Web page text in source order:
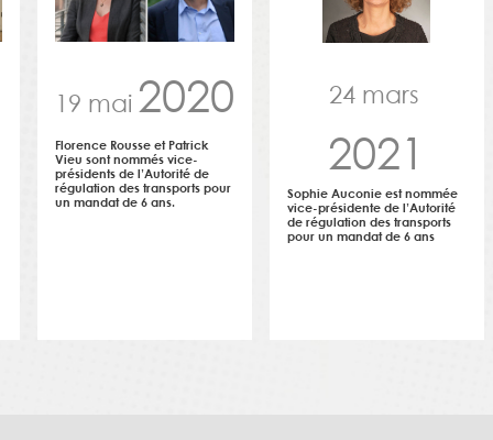
19 mai 2020
Florence Rousse et Patrick
Vieu sont nommés vice-
présidents de l’Autorité de
régulation des transports pour
un mandat de 6 ans.
24 mars
2021
Sophie Auconie est nommée
vice-présidente de l’Autorité
de régulation des transports
pour un mandat de 6 ans